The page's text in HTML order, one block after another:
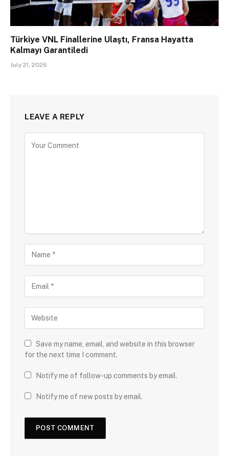
Türkiye VNL Finallerine Ulaştı, Fransa Hayatta
Kalmayı Garantiledi
July 21, 2026
LEAVE A REPLY
Save my name, email, and website in this browser
for the next time I comment.
Notify me of follow-up comments by email.
Notify me of new posts by email.